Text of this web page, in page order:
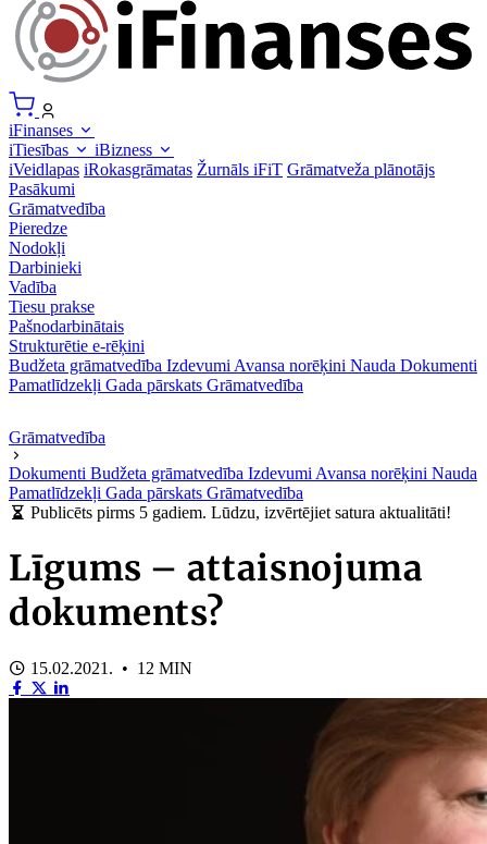
iFinanses
iTiesības
iBizness
iVeidlapas iRokasgrāmatas Žurnāls iFiT Grāmatveža plānotājs
Pasākumi
Grāmatvedība
Pieredze
Nodokļi
Darbinieki
Vadība
Tiesu prakse
Pašnodarbinātais
Strukturētie e-rēķini
Budžeta grāmatvedība Izdevumi Avansa norēķini Nauda Dokumenti
Pamatlīdzekļi Gada pārskats Grāmatvedība
Grāmatvedība
Dokumenti Budžeta grāmatvedība Izdevumi Avansa norēķini Nauda
Pamatlīdzekļi Gada pārskats Grāmatvedība
Publicēts pirms 5 gadiem. Lūdzu, izvērtējiet satura aktualitāti!
Līgums – attaisnojuma
dokuments?
15.02.2021. • 12 MIN